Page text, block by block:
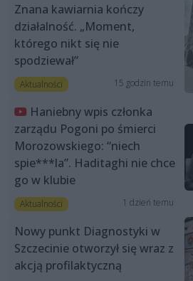
Znana kawiarnia kończy
działalność. „Moment,
którego nikt się nie
spodziewał”
Aktualności 15 godzin temu
Haniebny wpis członka
zarządu Pogoni po śmierci
Morozowskiego: “niech
spie***la”. Haditaghi nie chce
go w klubie
Aktualności 1 dzień temu
Nowy punkt Diagnostyki w
Szczecinie otworzył się wraz z
akcją profilaktyczną